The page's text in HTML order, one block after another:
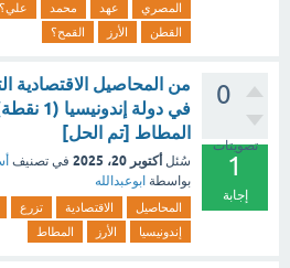
المصري
عهد محمد علي؟
القطن
الأرز القمح؟
0
تصويتات
1
إجابة
من المحاصيل ‏الاقتصادية
في دولة
‏المطاط [تم الحل]
سُئل أكتوبر 20، 2025 في تصنيف
بواسطة ابوعبدالله
المحاصيل الاقتصادية تزرع
إندونيسيا
الأرز المطاط